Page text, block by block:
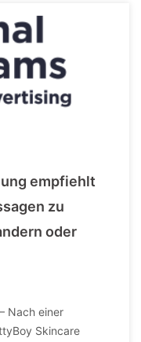
empfiehlt
zu
oder
Nach einer
Skincare